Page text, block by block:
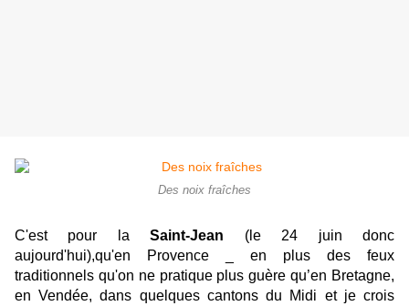
Des noix fraîches
C'est pour laSaint-Jean (le 24 juin donc
aujourd'hui),qu'en Provence _ en plus des feux
traditionnels qu'on ne pratique plus guère qu’en Bretagne,
en Vendée, dans quelques cantons du Midi et je crois